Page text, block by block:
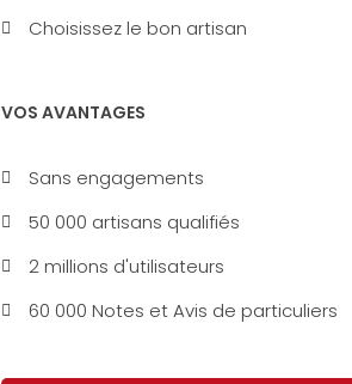
Choisissez le bon artisan
VOS AVANTAGES
Sans engagements
50 000 artisans qualifiés
2 millions d'utilisateurs
60 000 Notes et Avis de particuliers